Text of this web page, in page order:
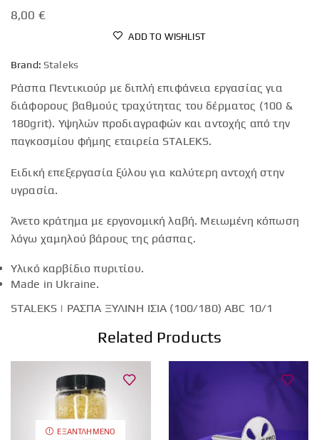
8,00 €
ADD TO WISHLIST
Brand: Staleks
Ράσπα Πεντικιούρ με διπλή επιφάνεια εργασίας για
διάφορους βαθμούς τραχύτητας του δέρματος (100 &
180grit). Υψηλών προδιαγραφών και αντοχής από την
παγκοσμίου φήμης εταιρεία STALEKS.
Ειδική επεξεργασία ξύλου για καλύτερη αντοχή στην
υγρασία.
Άνετο κράτημα με εργονομική λαβή. Μειωμένη κόπωση
λόγω χαμηλού βάρους της ράσπας.
Υλικό καρβίδιο πυριτίου.
Made in Ukraine.
STALEKS | ΡΑΣΠΑ ΞΥΛΙΝΗ ΙΣΙΑ (100/180) ABC 10/1
Related Products
ΕΞΑΝΤΛΗΜΈΝΟ